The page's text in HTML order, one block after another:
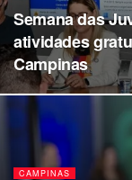
Semana das
atividades
Campinas
CAMPINAS